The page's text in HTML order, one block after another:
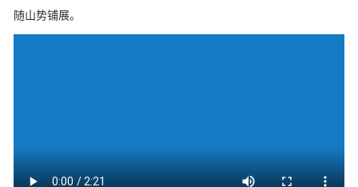
随山势铺展。